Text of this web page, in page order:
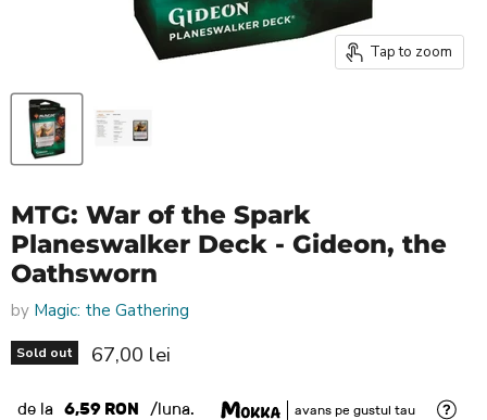
Tap to zoom
MTG: War of the Spark
Planeswalker Deck - Gideon, the
Oathsworn
by Magic: the Gathering
Sold out Current price
67,00 lei
de la 6,59 RON /luna. avans pe gustul tau